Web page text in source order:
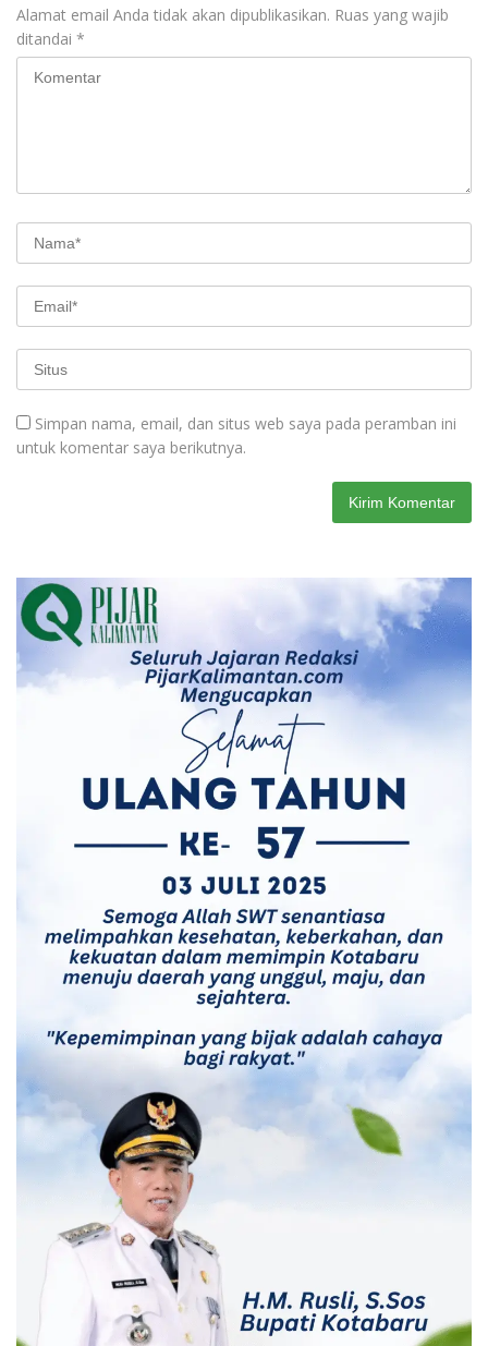
Alamat email Anda tidak akan dipublikasikan. Ruas yang wajib
ditandai *
Simpan nama, email, dan situs web saya pada peramban ini
untuk komentar saya berikutnya.